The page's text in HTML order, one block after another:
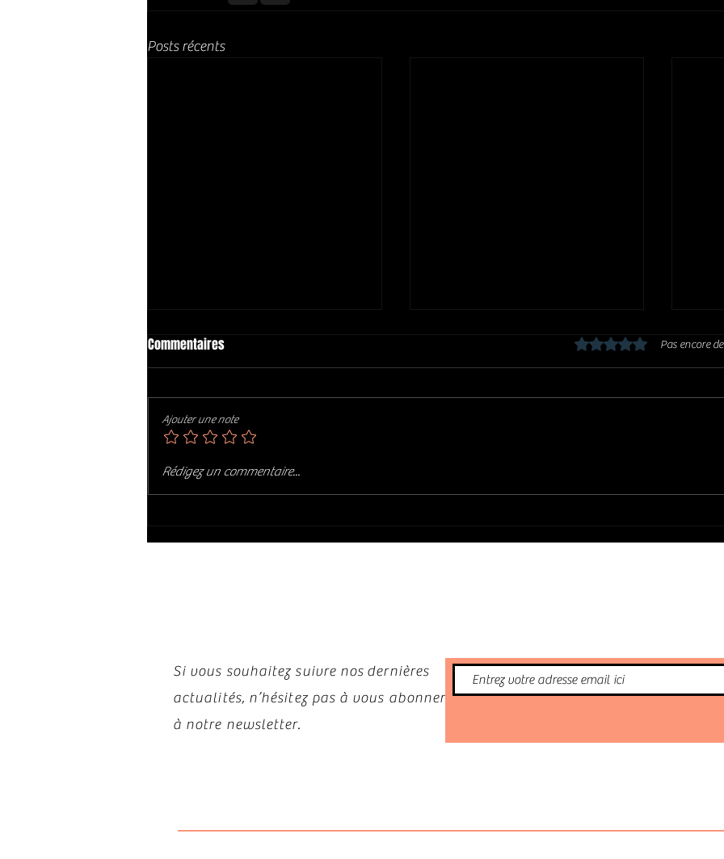
Posts récents
PHIL SWINDLE : Art of Soul (2017)
(2003)
Commentaires Noté 0 étoile sur 5.Pas encore
Ajouter une note
Rédigez un commentaire...
Si vous souhaitez suivre nos dernières
actualités, n’hésitez pas à vous abonner
à notre newsletter.